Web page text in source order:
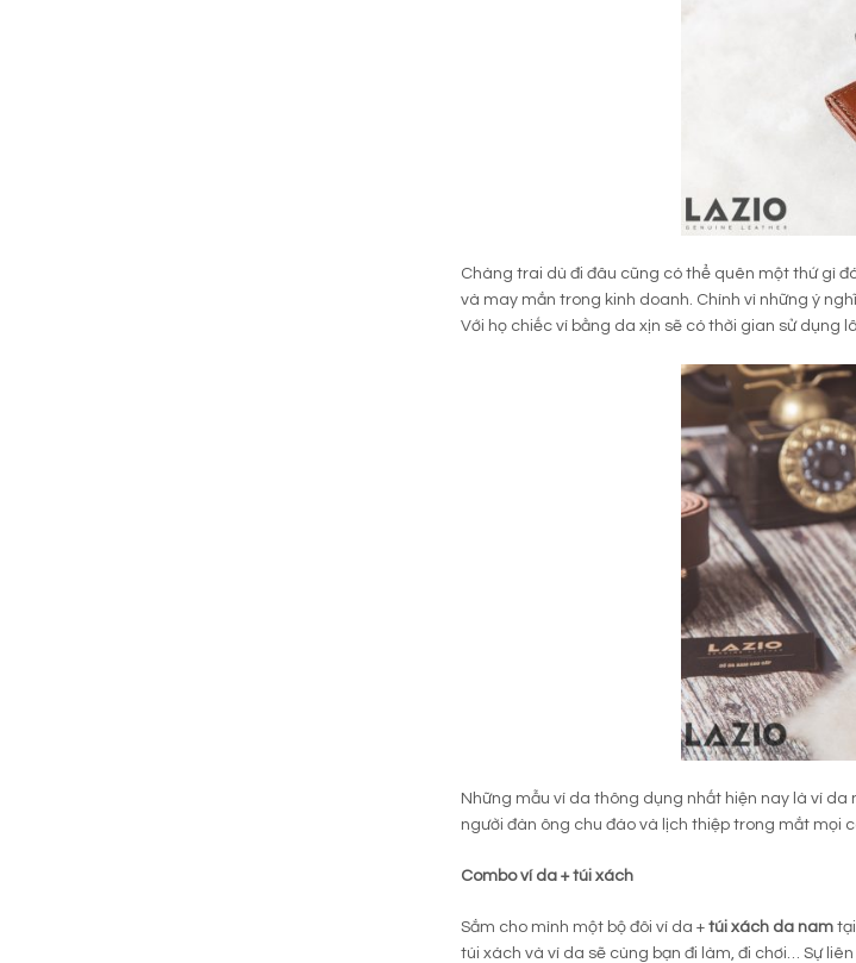
Chàng trai dù đi đâu cũng có thể quên một thứ gì
và may mắn trong kinh doanh. Chính vì những ý
Với họ chiếc ví bằng da xịn sẽ có thời gian sử dụng
Những mẫu ví da thông dụng nhất hiện nay là ví
người đàn ông chu đáo và lịch thiệp trong mắt mọi
Combo ví da + túi xách
Sắm cho mình một bộ đôi ví da + túi xách da nam
túi xách và ví da sẽ cùng bạn đi làm, đi chơi… Sự